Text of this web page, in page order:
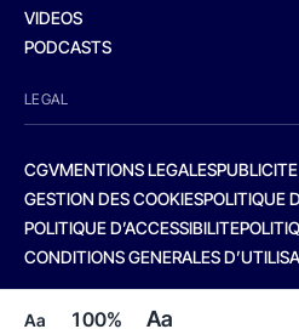
Aa 100% Aa
VIDEOS
PODCASTS
LEGAL
CGVMENTIONS LEGALES
GESTION DES COOKIESPOLITIQUE
POLITIQUE D’ACCESSIBILITE
CONDITIONS GENERALES